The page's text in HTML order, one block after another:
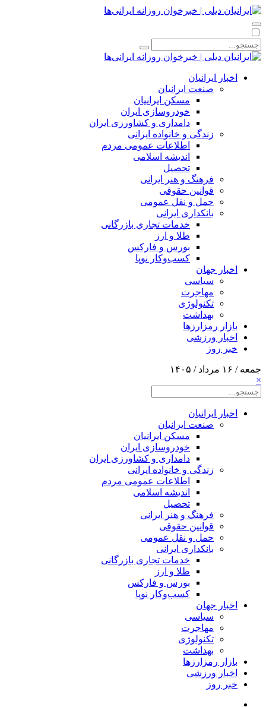
اخبار ایرانیان
صنعت ایرانیان
مسکن ایرانیان
خودروسازی ایران
دامداری و کشاورزی ایران
زندگی و خانواده ایرانی
اطلاعات عمومی مردم
اندیشه اسلامی
تحصیل
فرهنگ و هنر ایرانی
قوانین حقوقی
حمل و نقل عمومی
بانکداری ایرانی
خدمات تجاری بازرگانی
طلا و ارز
بورس و فارکس
کسب‌وکار نوپا
اخبار جهان
سیاسی
مهاجرت
تکنولوژی
بهداشت
بازار رمزارزها
اخبار ورزشی
خبر روز
جمعه / ۱۶ مرداد / ۱۴۰۵
×
اخبار ایرانیان
صنعت ایرانیان
مسکن ایرانیان
خودروسازی ایران
دامداری و کشاورزی ایران
زندگی و خانواده ایرانی
اطلاعات عمومی مردم
اندیشه اسلامی
تحصیل
فرهنگ و هنر ایرانی
قوانین حقوقی
حمل و نقل عمومی
بانکداری ایرانی
خدمات تجاری بازرگانی
طلا و ارز
بورس و فارکس
کسب‌وکار نوپا
اخبار جهان
سیاسی
مهاجرت
تکنولوژی
بهداشت
بازار رمزارزها
اخبار ورزشی
خبر روز